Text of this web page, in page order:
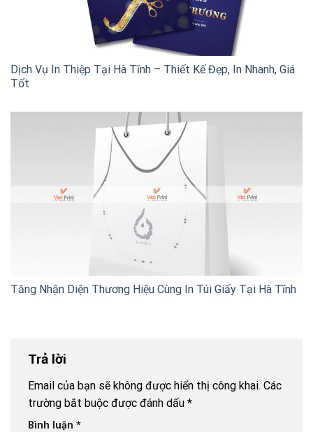
Dịch Vụ In Thiệp Tại Hà Tĩnh – Thiết Kế Đẹp, In Nhanh, Giá
Tốt
Tăng Nhận Diện Thương Hiệu Cùng In Túi Giấy Tại Hà Tĩnh
Trả lời
Email của bạn sẽ không được hiển thị công khai. Các
trường bắt buộc được đánh dấu *
Bình luận *